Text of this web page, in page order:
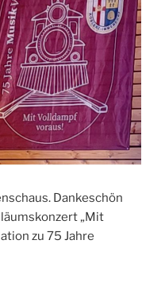
Dankeschön
„Mit
zu 75 Jahre